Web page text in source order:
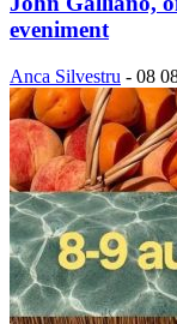
eveniment
Anca Silvestru - 08